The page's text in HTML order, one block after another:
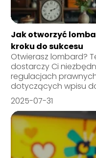
Jak otworzyć
kroku do sukcesu
Otwierasz lombard?
dostarczy Ci
regulacjach
dotyczących wpisu
2025-07-31